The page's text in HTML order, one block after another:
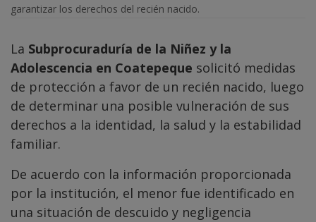
garantizar los derechos del recién nacido.
La Subprocuraduría de la Niñez y la
Adolescencia en Coatepeque solicitó medidas
de protección a favor de un recién nacido, luego
de determinar una posible vulneración de sus
derechos a la identidad, la salud y la estabilidad
familiar.
De acuerdo con la información proporcionada
por la institución, el menor fue identificado en
una situación de descuido y negligencia